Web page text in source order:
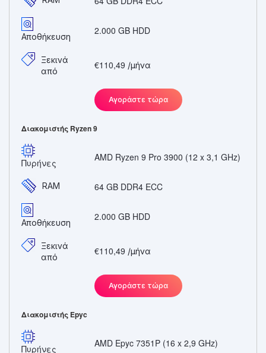
Αποθήκευση
2.000 GB HDD
Ξεκινά
από
€110,49 /μήνα
Αγοράστε τώρα
Διακομιστής Ryzen 9
Πυρήνες AMD Ryzen 9 Pro 3900 (12 x 3,1 GHz)
RAM 64 GB DDR4 ECC
Αποθήκευση
2.000 GB HDD
Ξεκινά
από
€110,49 /μήνα
Αγοράστε τώρα
Διακομιστής Epyc
Πυρήνες AMD Epyc 7351P (16 x 2,9 GHz)